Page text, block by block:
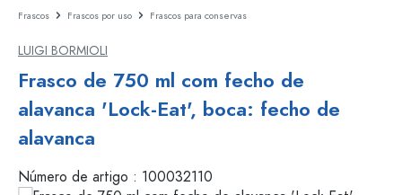
Frascos Frascos por uso Frascos para conservas
LUIGI BORMIOLI
Frasco de 750 ml com fecho de
alavanca 'Lock-Eat', boca: fecho de
alavanca
Número de artigo : 100032110